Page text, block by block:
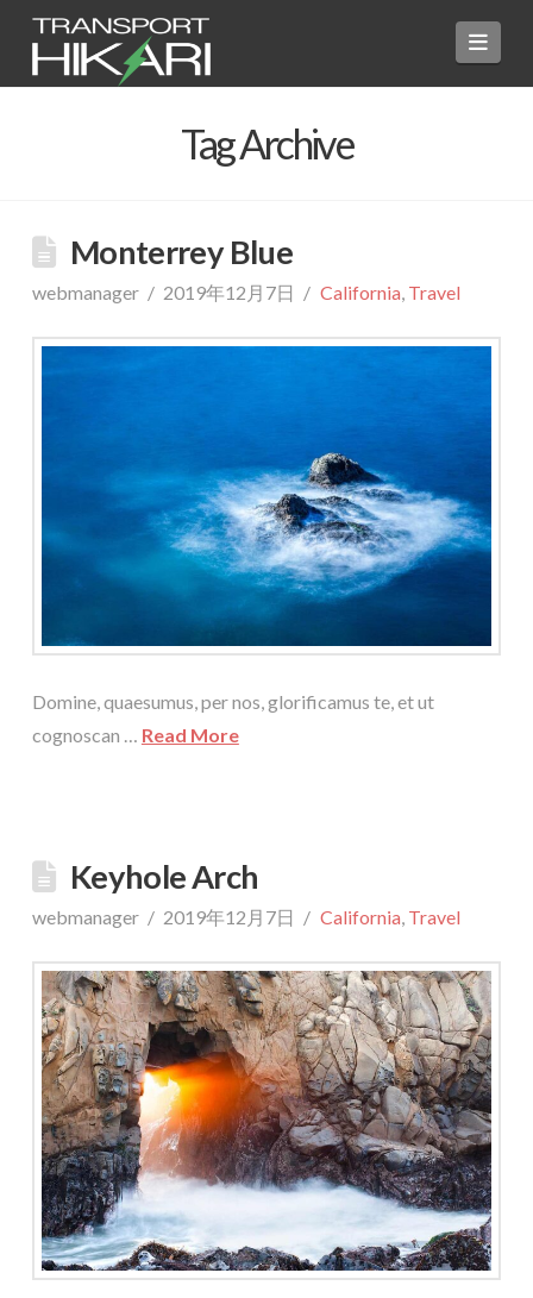
Tag Archive
Monterrey Blue
webmanager 2019年12月7日 California Travel
Domine, quaesumus, per nos, glorificamus te, et ut
cognoscan … Read More
Keyhole Arch
webmanager 2019年12月7日 California Travel